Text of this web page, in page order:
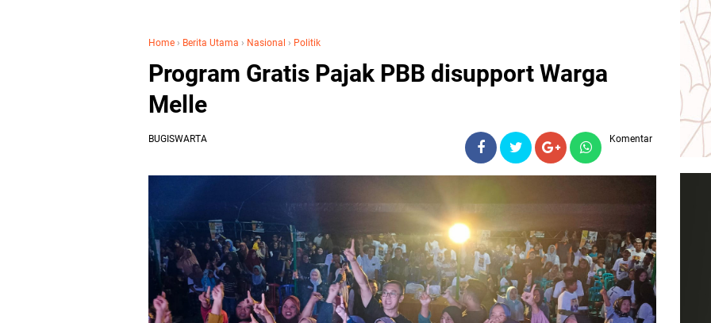
Home › Berita Utama › Nasional › Politik
Program Gratis Pajak PBB disupport Warga
Melle
BUGISWARTA Komentar